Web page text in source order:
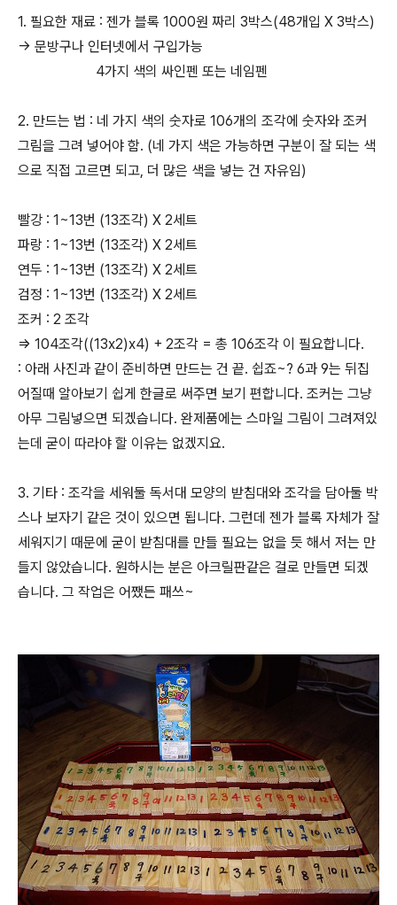
1. 필요한 재료 : 젠가 블록 1000원 짜리 3박스(48개입 X 3박스)
-> 문방구나 인터넷에서 구입가능
4가지 색의 싸인펜 또는 네임펜
2. 만드는 법 : 네 가지 색의 숫자로 106개의 조각에 숫자와 조커
그림을 그려 넣어야 함. (네 가지 색은 가능하면 구분이 잘 되는 색
으로 직접 고르면 되고, 더 많은 색을 넣는 건 자유임)
빨강 : 1~13번 (13조각) X 2세트
파랑 : 1~13번 (13조각) X 2세트
연두 : 1~13번 (13조각) X 2세트
검정 : 1~13번 (13조각) X 2세트
조커 : 2 조각
=> 104조각((13x2)x4) + 2조각 = 총 106조각 이 필요합니다.
: 아래 사진과 같이 준비하면 만드는 건 끝. 쉽죠~? 6과 9는 뒤집
어질때 알아보기 쉽게 한글로 써주면 보기 편합니다. 조커는 그냥
아무 그림넣으면 되겠습니다. 완제품에는 스마일 그림이 그려져있
는데 굳이 따라야 할 이유는 없겠지요.
3. 기타 : 조각을 세워둘 독서대 모양의 받침대와 조각을 담아둘 박
스나 보자기 같은 것이 있으면 됩니다. 그런데 젠가 블록 자체가 잘
세워지기 때문에 굳이 받침대를 만들 필요는 없을 듯 해서 저는 만
들지 않았습니다. 원하시는 분은 아크릴판같은 걸로 만들면 되겠
습니다. 그 작업은 어쨌든 패쓰~